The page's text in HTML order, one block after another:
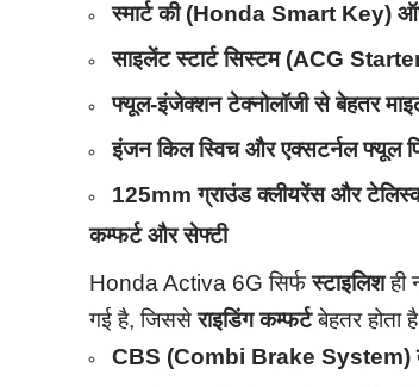
स्मार्ट की (Honda Smart Key)
साइलेंट स्टार्ट सिस्टम (ACG
फ्यूल-इंजेक्शन टेक्नोलॉजी से बेहतर
इंजन किल स्विच और एक्सटर्नल फ्यूल
125mm ग्राउंड क्लीयरेंस और
कम्फर्ट और सेफ्टी
Honda Activa 6G सिर्फस्टाइलिशही
गई है, जिससेराइडिंग कम्फर्टबेहतर होता
CBS (Combi Brake System)